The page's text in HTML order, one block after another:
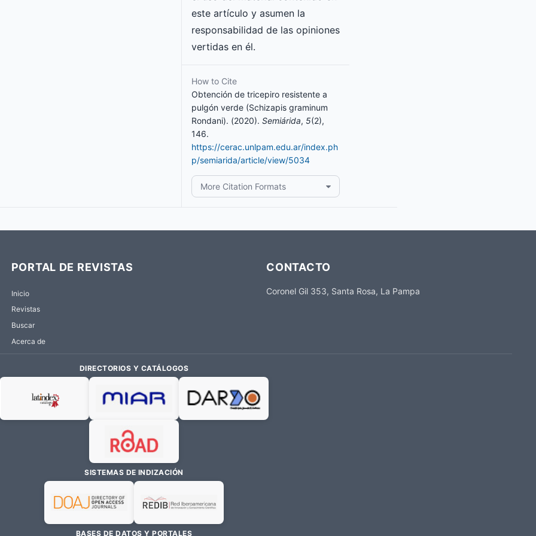
este artículo y asumen la
responsabilidad de las opiniones
vertidas en él.
How to Cite
Obtención de tricepiro resistente a
pulgón verde (Schizapis graminum
Rondani). (2020). Semiárida, 5(2),
146.
https://cerac.unlpam.edu.ar/index.ph
p/semiarida/article/view/5034
More Citation Formats
PORTAL DE REVISTAS
Inicio
Revistas
Buscar
Acerca de
CONTACTO
Coronel Gil 353, Santa Rosa, La Pampa
DIRECTORIOS Y CATÁLOGOS
SISTEMAS DE INDIZACIÓN
BASES DE DATOS Y PORTALES